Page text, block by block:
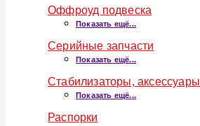
Оффроуд подвеска
Показать ещё...
Серийные запчасти
Показать ещё...
Стабилизаторы, аксессуары
Показать ещё...
Распорки